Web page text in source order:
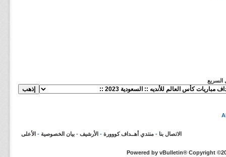
السريع
الاتصال بنا - منتدي أهــداف كووورة - الأرشيف - بيان الخصوصية - الأعلى
Powered by vBulletin® Copyright